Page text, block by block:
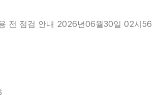
전 점검 안내 2026년06월30일 02시56